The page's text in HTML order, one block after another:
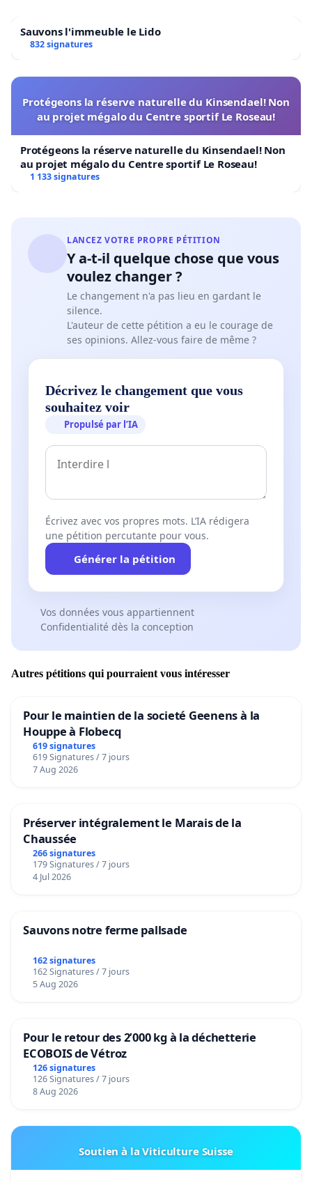
Sauvons l'immeuble le Lido
832 signatures
Protégeons la réserve naturelle du Kinsendael! Non
au projet mégalo du Centre sportif Le Roseau!
Protégeons la réserve naturelle du Kinsendael! Non
au projet mégalo du Centre sportif Le Roseau!
1 133 signatures
LANCEZ VOTRE PROPRE PÉTITION
Y a-t-il quelque chose que vous
voulez changer ?
Le changement n'a pas lieu en gardant le
silence.
L'auteur de cette pétition a eu le courage de
ses opinions. Allez-vous faire de même ?
Décrivez le changement que vous
souhaitez voir
Propulsé par l’IA
Écrivez avec vos propres mots. L’IA rédigera
une pétition percutante pour vous.
Générer la pétition
Vos données vous appartiennent
Confidentialité dès la conception
Autres pétitions qui pourraient vous intéresser
Pour le maintien de la societé Geenens à la
Houppe à Flobecq
619 signatures
619 Signatures / 7 jours
7 Aug 2026
Préserver intégralement le Marais de la
Chaussée
266 signatures
179 Signatures / 7 jours
4 Jul 2026
Sauvons notre ferme pallsade
162 signatures
162 Signatures / 7 jours
5 Aug 2026
Pour le retour des 2’000 kg à la déchetterie
ECOBOIS de Vétroz
126 signatures
126 Signatures / 7 jours
8 Aug 2026
Soutien à la Viticulture Suisse